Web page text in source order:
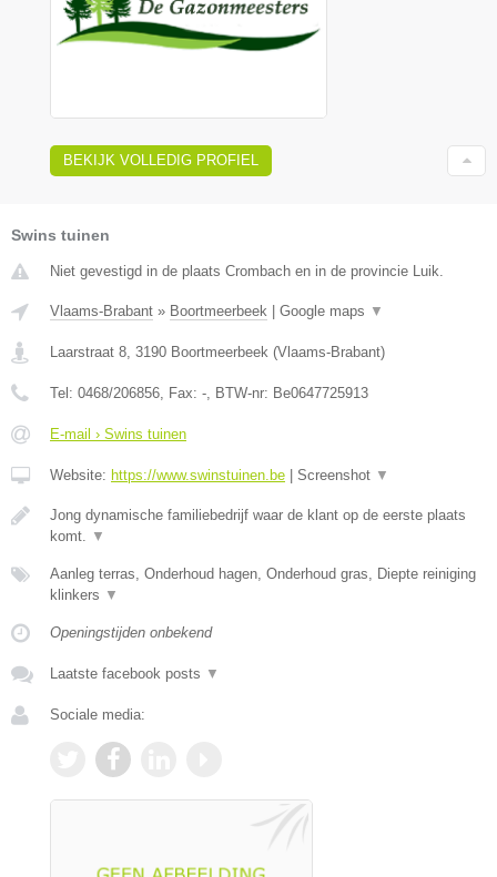
BEKIJK VOLLEDIG PROFIEL
Swins tuinen
Niet gevestigd in de plaats Crombach en in de provincie Luik.
Vlaams-Brabant » Boortmeerbeek Google maps ▼
Laarstraat 8, 3190 Boortmeerbeek (Vlaams-Brabant)
Tel: 0468/206856, Fax: -, BTW-nr: Be0647725913
E-mail › Swins tuinen
Website: https://www.swinstuinen.be Screenshot ▼
Jong dynamische familiebedrijf waar de klant op de eerste plaats
komt. ▼
Aanleg terras, Onderhoud hagen, Onderhoud gras, Diepte reiniging
klinkers ▼
Openingstijden onbekend
Laatste facebook posts ▼
Sociale media: